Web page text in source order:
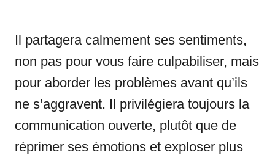
Il partagera calmement ses sentiments,
non pas pour vous faire culpabiliser, mais
pour aborder les problèmes avant qu’ils
ne s’aggravent. Il privilégiera toujours la
communication ouverte, plutôt que de
réprimer ses émotions et exploser plus